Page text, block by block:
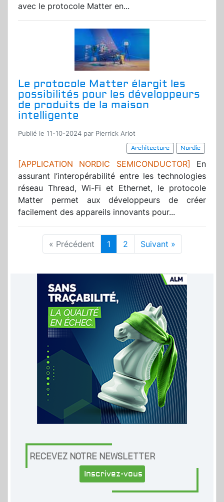
avec le protocole Matter en...
Le protocole Matter élargit les
possibilités pour les développeurs
de produits de la maison
intelligente
Publié le 11-10-2024 par Pierrick Arlot
Architecture
Nordic
[APPLICATION NORDIC SEMICONDUCTOR] En
assurant l’interopérabilité entre les technologies
réseau Thread, Wi-Fi et Ethernet, le protocole
Matter permet aux développeurs de créer
facilement des appareils innovants pour...
« Précédent 1 2 Suivant »
RECEVEZ NOTRE NEWSLETTER
Inscrivez-vous